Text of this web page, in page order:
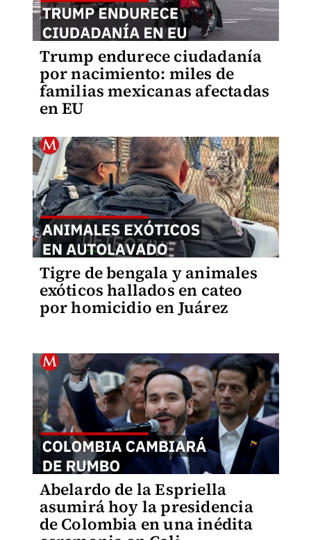
Trump endurece ciudadanía
por nacimiento: miles de
familias mexicanas afectadas
en EU
Tigre de bengala y animales
exóticos hallados en cateo
por homicidio en Juárez
Abelardo de la Espriella
asumirá hoy la presidencia
de Colombia en una inédita